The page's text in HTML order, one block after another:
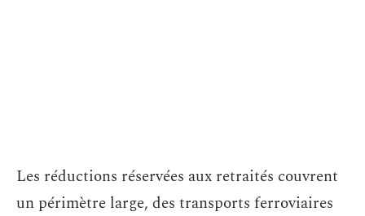
Les réductions réservées aux retraités couvrent
un périmètre large, des transports ferroviaires